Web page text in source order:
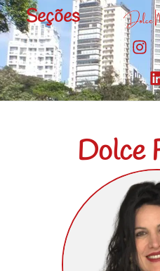
Seções
Dolce